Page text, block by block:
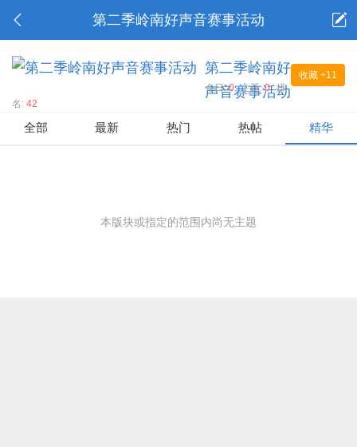
第二季岭南好声音赛事活动
收藏 +11
第二季岭南好
声音赛事活动
今日:0 主题:0 排
名: 42
全部 最新 热门 热帖 精华
本版块或指定的范围内尚无主题